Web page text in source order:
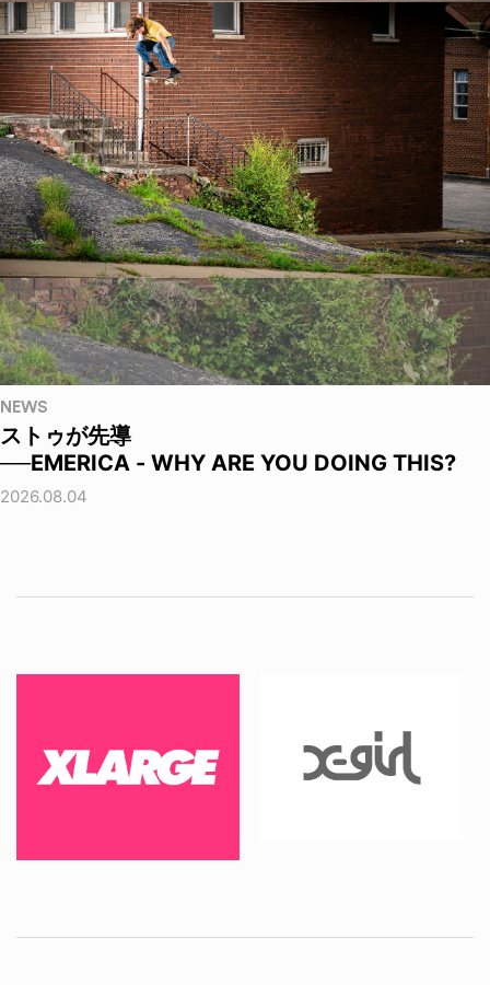
NEWS
ストゥが先導
──EMERICA - WHY ARE YOU DOING THIS?
2026.08.04